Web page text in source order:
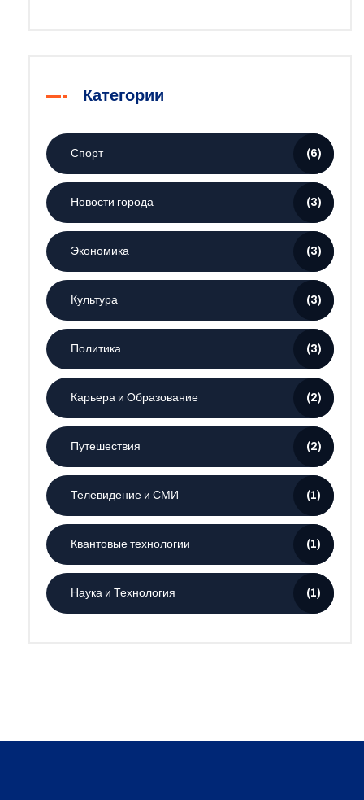
Категории
Спорт (6)
Новости города (3)
Экономика (3)
Культура (3)
Политика (3)
Карьера и Образование (2)
Путешествия (2)
Телевидение и СМИ (1)
Квантовые технологии (1)
Наука и Технология (1)